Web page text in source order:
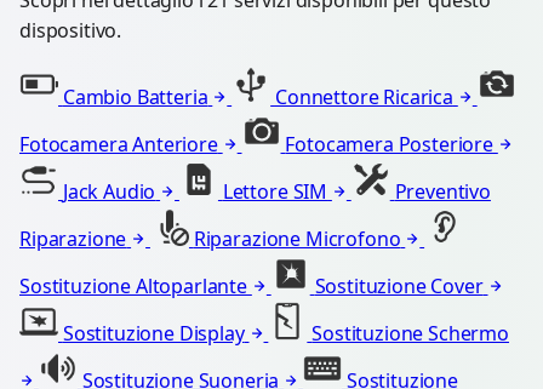
dispositivo.
Cambio Batteria
Connettore Ricarica
Fotocamera Anteriore
Fotocamera Posteriore
Jack Audio
Lettore SIM
Preventivo
Riparazione
Riparazione Microfono
Sostituzione Altoparlante
Sostituzione Cover
Sostituzione Display
Sostituzione Schermo
Sostituzione Suoneria
Sostituzione